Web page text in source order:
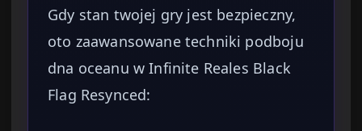
Gdy stan twojej gry jest bezpieczny,
oto zaawansowane techniki podboju
dna oceanu w Infinite Reales Black
Flag Resynced: